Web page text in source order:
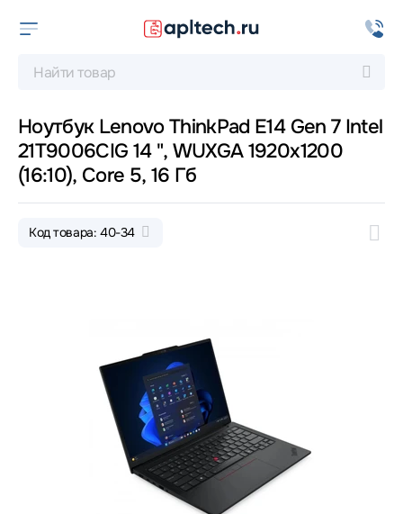
Ноутбук Lenovo ThinkPad E14 Gen 7 Intel
21T9006CIG 14 ", WUXGA 1920x1200
(16:10), Core 5, 16 Гб
Код товара: 40-34